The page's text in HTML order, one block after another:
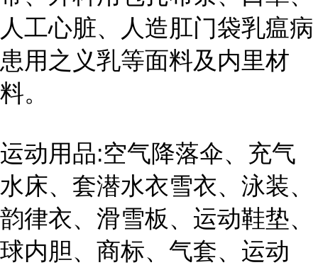
人工心脏、人造肛门袋乳瘟病
患用之义乳等面料及内里材
料。
运动用品:空气降落伞、充气
水床、套潜水衣雪衣、泳装、
韵律衣、滑雪板、运动鞋垫、
球内胆、商标、气套、运动